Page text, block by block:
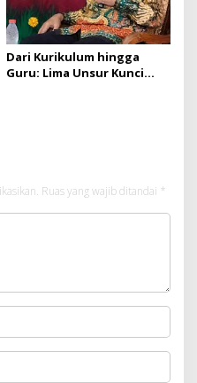
Dari Kurikulum hingga
Guru: Lima Unsur Kunci
Ruas yang wajib ditandai *